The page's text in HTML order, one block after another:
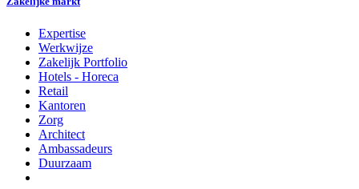
Expertise
Werkwijze
Zakelijk Portfolio
Hotels - Horeca
Retail
Kantoren
Zorg
Architect
Ambassadeurs
Duurzaam